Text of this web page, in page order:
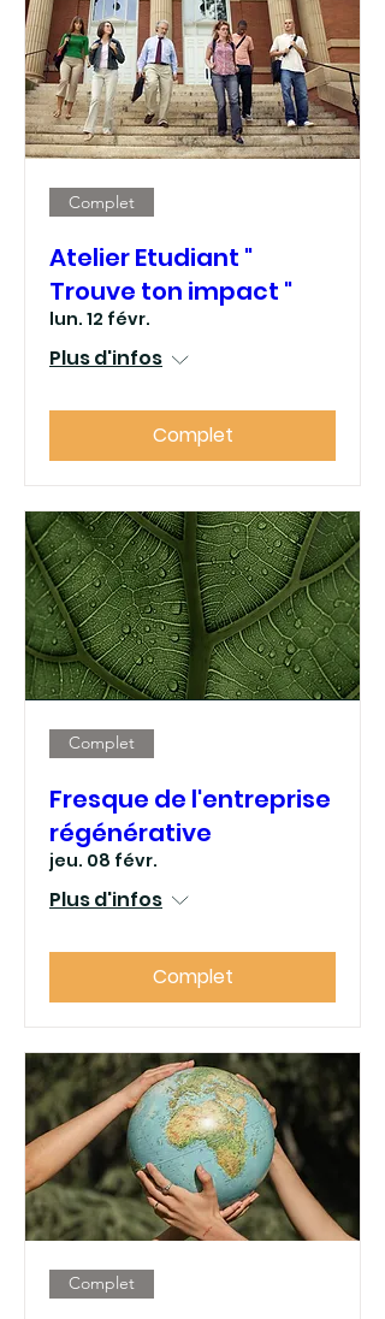
Complet
Atelier Etudiant "
Trouve ton impact "
lun. 12 févr.
Plus d'infos
Complet
Complet
Fresque de l'entreprise
régénérative
jeu. 08 févr.
Plus d'infos
Complet
Complet